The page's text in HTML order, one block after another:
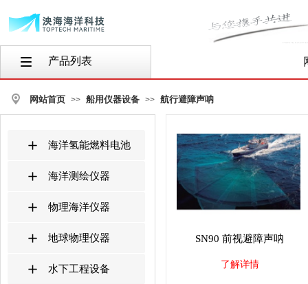
按钮文本
产品列表
网站首页 >> 船用仪器设备 >> 航行避障声呐
SN90 前视避障声呐
了解详情
海洋氢能燃料电池
海洋测绘仪器
物理海洋仪器
地球物理仪器
水下工程设备